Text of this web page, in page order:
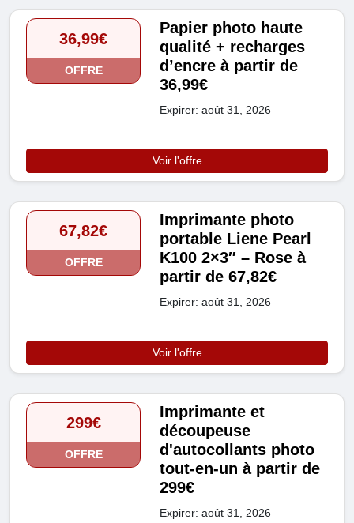
36,99€
OFFRE
Papier photo haute
qualité + recharges
d’encre à partir de
36,99€
Expirer: août 31, 2026
Voir l'offre
67,82€
OFFRE
Imprimante photo
portable Liene Pearl
K100 2×3″ – Rose à
partir de 67,82€
Expirer: août 31, 2026
Voir l'offre
299€
OFFRE
Imprimante et
découpeuse
d'autocollants photo
tout-en-un à partir de
299€
Expirer: août 31, 2026